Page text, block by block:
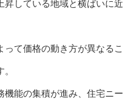
昇している地域と横ばいに近
て価格の動き方が異なるこ
機能の集積が進み、住宅ニー